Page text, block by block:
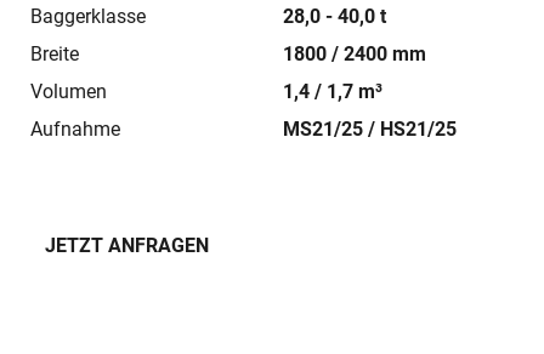
Baggerklasse
28,0 - 40,0 t
Breite
1800 / 2400 mm
Volumen
1,4 / 1,7 m³
Aufnahme
MS21/25 / HS21/25
JETZT ANFRAGEN